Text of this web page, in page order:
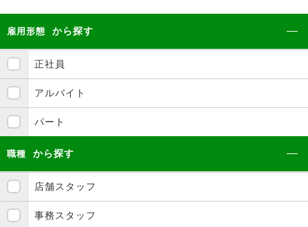
雇用形態 から探す
正社員
アルバイト
パート
職種 から探す
店舗スタッフ
事務スタッフ